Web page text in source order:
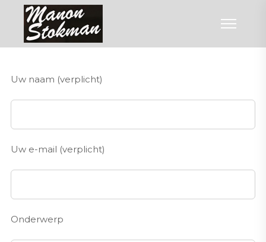
Uw naam (verplicht)
Uw e-mail (verplicht)
Onderwerp